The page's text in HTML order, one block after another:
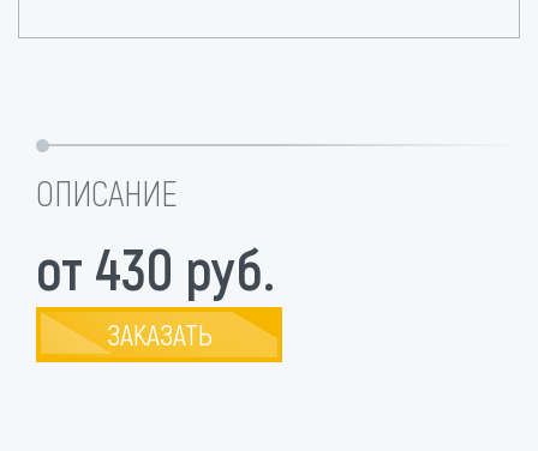
ОПИСАНИЕ
от 430 руб.
ЗАКАЗАТЬ